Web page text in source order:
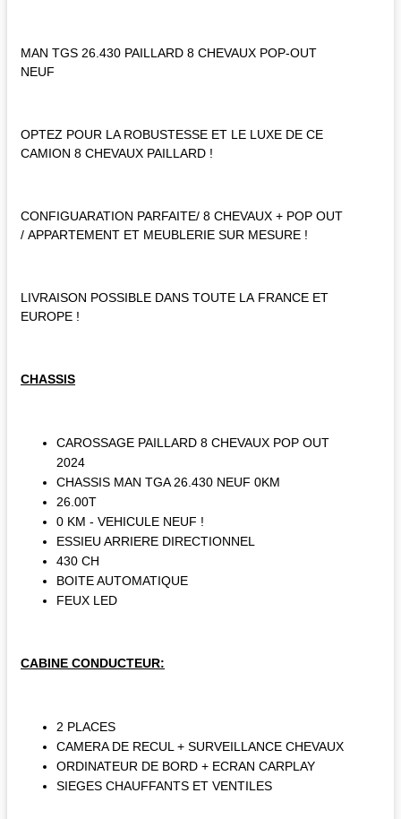
MAN TGS 26.430 PAILLARD 8 CHEVAUX POP-OUT
NEUF
OPTEZ POUR LA ROBUSTESSE ET LE LUXE DE CE
CAMION 8 CHEVAUX PAILLARD !
CONFIGUARATION PARFAITE/ 8 CHEVAUX + POP OUT
/ APPARTEMENT ET MEUBLERIE SUR MESURE !
LIVRAISON POSSIBLE DANS TOUTE LA FRANCE ET
EUROPE !
CHASSIS
CAROSSAGE PAILLARD 8 CHEVAUX POP OUT
2024
CHASSIS MAN TGA 26.430 NEUF 0KM
26.00T
0 KM - VEHICULE NEUF !
ESSIEU ARRIERE DIRECTIONNEL
430 CH
BOITE AUTOMATIQUE
FEUX LED
CABINE CONDUCTEUR:
2 PLACES
CAMERA DE RECUL + SURVEILLANCE CHEVAUX
ORDINATEUR DE BORD + ECRAN CARPLAY
SIEGES CHAUFFANTS ET VENTILES